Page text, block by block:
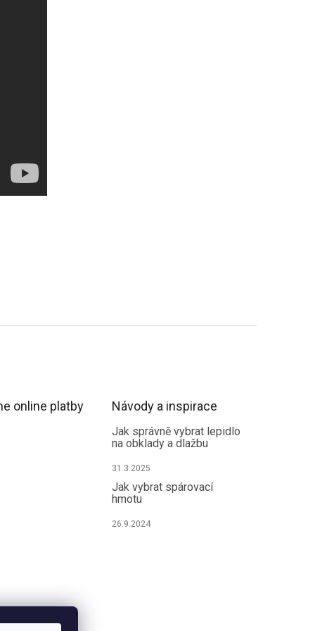
online platby Návody a inspirace
Jak správně vybrat lepidlo
na obklady a dlažbu
31.3.2025
Jak vybrat spárovací
hmotu
26.9.2024